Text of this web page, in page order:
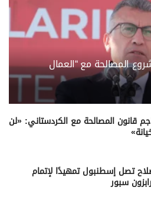
المصالحة مع “العمال
قانون المصالحة مع الكردستاني: «لن
تصل إسطنبول تمهيدًا لإتمام
سبور